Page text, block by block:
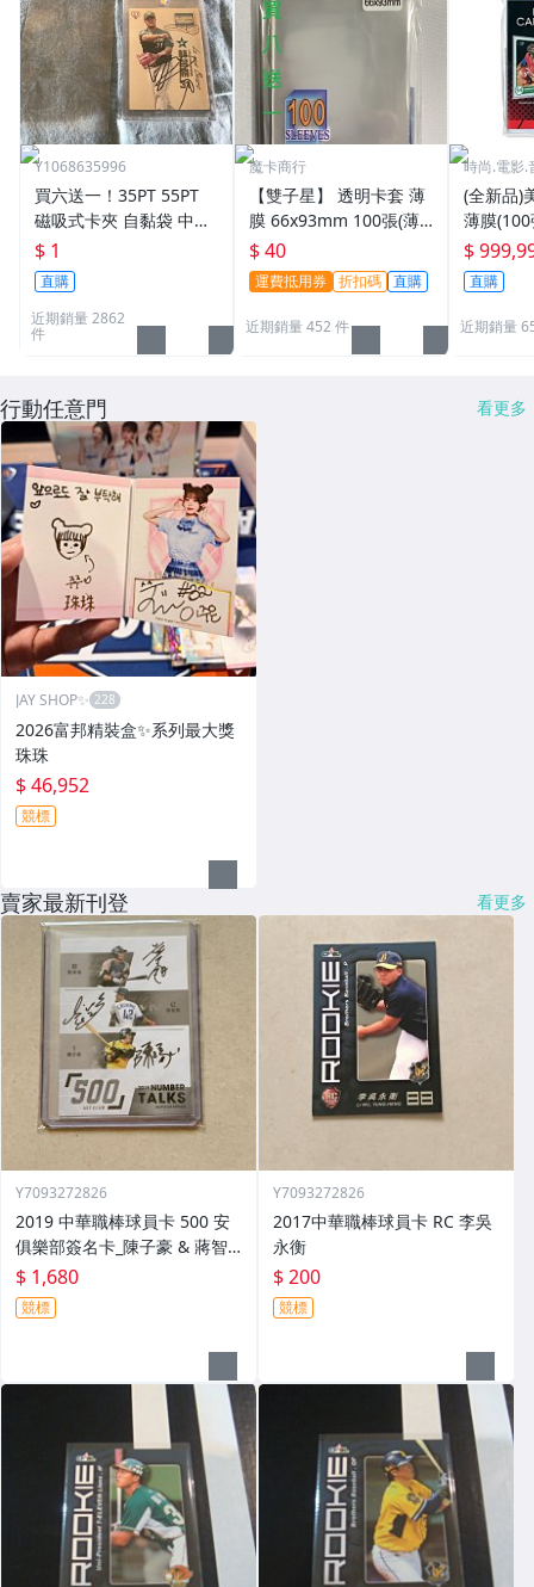
Y1068635996
買六送一！35PT 55PT
磁吸式卡夾 自黏袋 中華
職棒球員卡 遊戲王 寶可
夢PTCG 漫威 ultra pro
可用
$ 1
直購
近期銷量 2862
件
魔卡商行
【雙子星】 透明卡套 薄
膜 66x93mm 100張(薄)
適用 BBM MLB Topps C
PBL 球員卡
$ 40
運費抵用券 折扣碼 直購
近期銷量 452 件
時尚.電影.
(全新品)
薄膜
次到貨
$
直購
近期銷量
行動任意門 看更多
JAY SHOP✨
2026富邦精裝盒✨系列最大獎
珠珠
$ 46,952
競標
賣家最新刊登 看更多
Y7093272826
2019 中華職棒球員卡 500 安
俱樂部簽名卡_陳子豪 & 蔣智
賢 & 藍寅倫
$ 1,680
競標
Y7093272826
2017中華職棒球員卡 RC 李吳
永衡
$ 200
競標